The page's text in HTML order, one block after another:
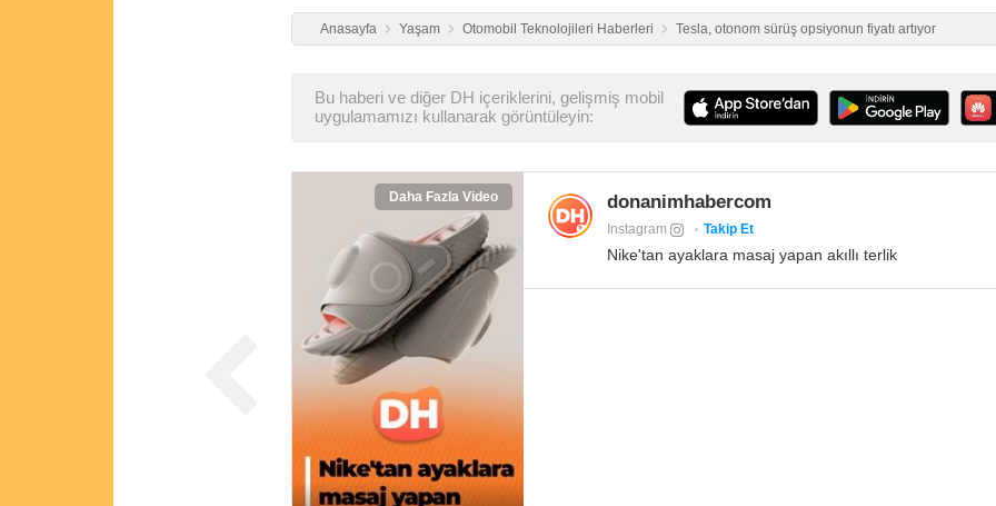
Anasayfa Yaşam Otomobil Teknolojileri Haberleri Tesla, otonom sürüş opsiyonun fiyatı artıyor
Bu haberi ve diğer DH içeriklerini, gelişmiş mobil
uygulamamızı kullanarak görüntüleyin:
Daha Fazla Video donanimhabercom
Instagram Takip Et
Nike'tan ayaklara masaj yapan akıllı terlik